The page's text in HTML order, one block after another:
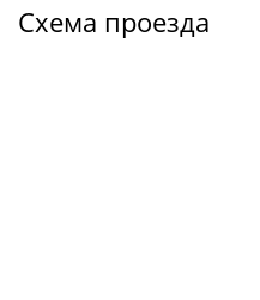
Схема проезда